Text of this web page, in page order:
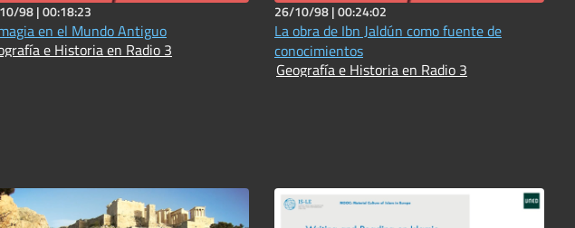
98 |00:18:23
en el Mundo Antiguo
e Historia en Radio 3
26/10/98 |00:24:02
La obra de Ibn Jaldún como fuente de
conocimientos
Geografía e Historia en Radio 3